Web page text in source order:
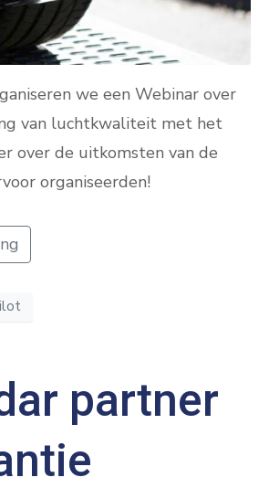
we een Webinar over
van luchtkwaliteit met het
over de uitkomsten van de
organiseerden!
partner